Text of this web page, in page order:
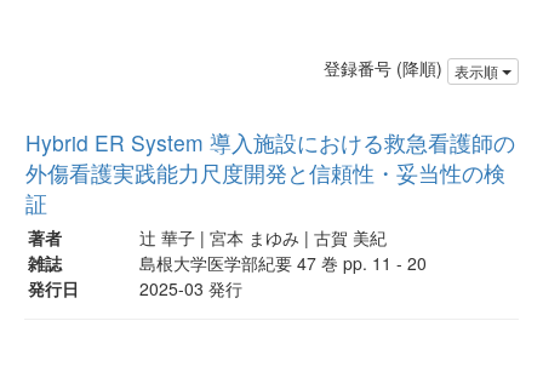
登録番号 (降順) 表示順
Hybrid ER System 導入施設における救急看護師の
外傷看護実践能力尺度開発と信頼性・妥当性の検
証
著者
辻 華子 | 宮本 まゆみ | 古賀 美紀
雑誌
島根大学医学部紀要 47 巻 pp. 11 - 20
発行日
2025-03 発行